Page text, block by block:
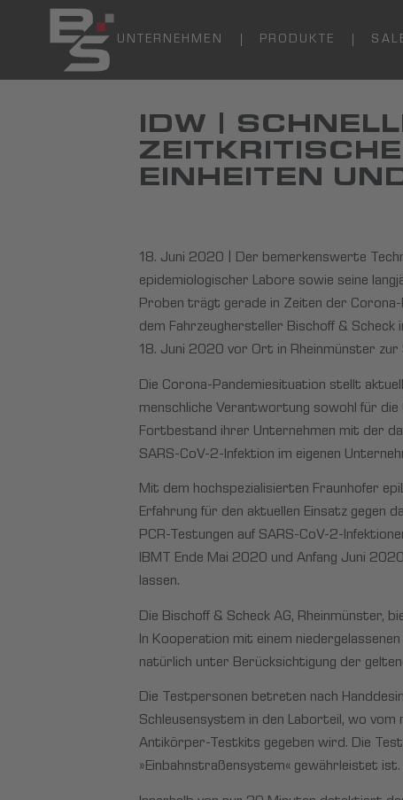
UNTERNEHMEN PRODUKTE
IDW |
EINHEITEN
18. Juni 2020 | Der bemerkenswerte
epidemiologischer Labore sowie seine
Proben trägt gerade in Zeiten der Corona-
dem Fahrzeughersteller Bischoff &
18. Juni 2020 vor Ort in Rheinmünster
Die Corona-Pandemiesituation stellt
menschliche Verantwortung sowohl für
Fortbestand ihrer Unternehmen mit der
SARS-CoV-2-Infektion im eigenen
Mit dem hochspezialisierten Fraunhofer
Erfahrung für den aktuellen Einsatz gegen
PCR-Testungen auf SARS-CoV-2-
IBMT Ende Mai 2020 und Anfang Juni
lassen.
Die Bischoff & Scheck AG, Rheinmünster,
In Kooperation mit einem
natürlich unter Berücksichtigung der
Die Testpersonen betreten nach
Schleusensystem in den Laborteil, wo
Antikörper-Testkits gegeben wird. Die
»Einbahnstraßensystem« gewährleistet ist.